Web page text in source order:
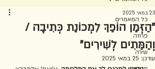
כל המאמרים
פרוזה
שירה
"הַזְּמַן הוֹפֵךְ לִמְכוֹנַת כְּתִיבָה /
וְהַמֵּתִים לְשִׁירִים"
23 במאי 2025
עודכן: 25 במאי 2025